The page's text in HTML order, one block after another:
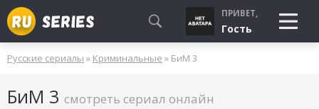
СМОТРЮ
БУДУ СМОТРЕТЬ
ПРИВЕТ,
Гость
Русские сериалы » Криминальные » БиМ 3
БиМ 3 смотреть сериал онлайн